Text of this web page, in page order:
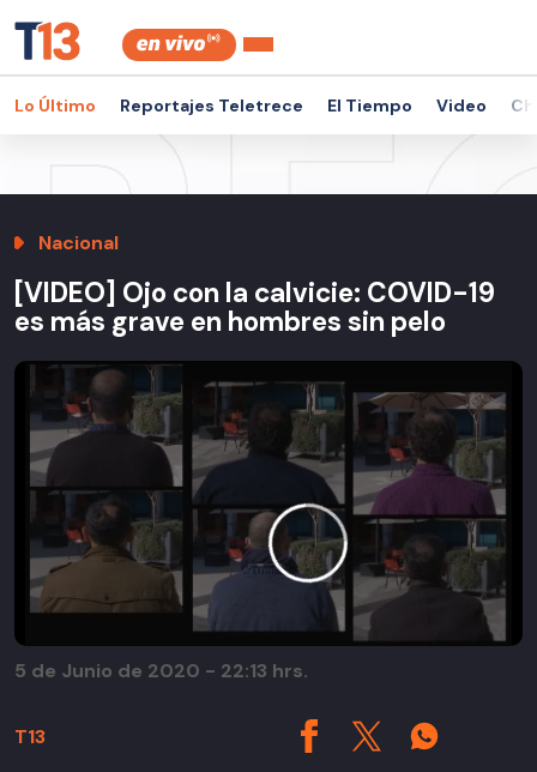
Lo Último Reportajes Teletrece El Tiempo Video
Nacional
[VIDEO] Ojo con la calvicie: COVID-19
es más grave en hombres sin pelo
T13
5 de Junio de 2020 - 22:13 hrs.